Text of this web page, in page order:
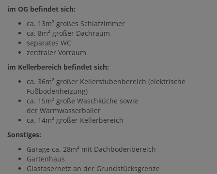
im OG befindet sich:
ca. 13m² großes Schlafzimmer
ca. 8m² großer Dachraum
separates WC
zentraler Vorraum
im Kellerbereich befindet sich:
ca. 36m² großer Kellerstubenbereich (elektrische
Fußbodenheizung)
ca. 15m² große Waschküche sowie
der Warmwasserboiler
ca. 14m² großer Kellerbereich
Sonstiges:
Garage ca. 28m² mit Dachbodenbereich
Gartenhaus
Glasfasernetz an der Grundstücksgrenze